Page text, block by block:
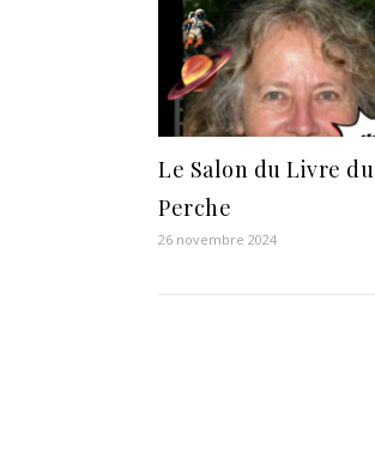
Le Salon du Livre du
Perche
26 novembre 2024